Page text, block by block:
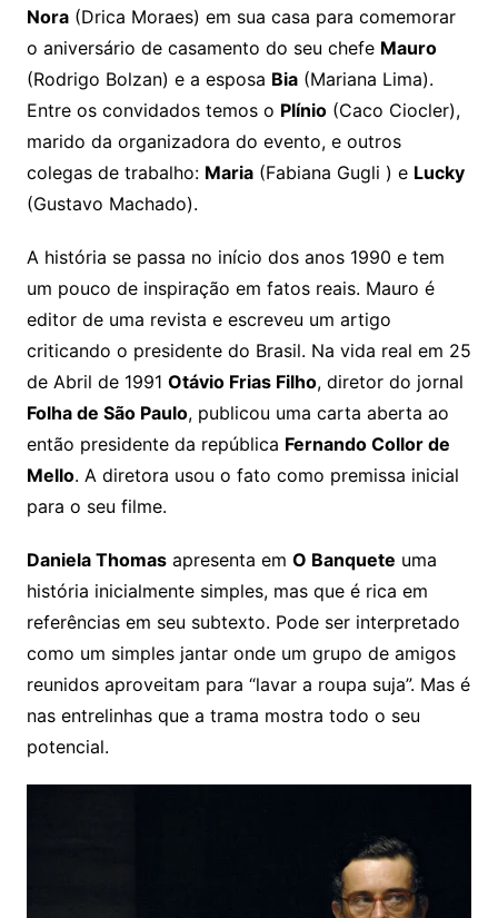
Nora(Drica Moraes) em sua casa para comemorar
o aniversário de casamento do seu chefe Mauro
(Rodrigo Bolzan) e a esposa Bia(Mariana Lima).
Entre os convidados temos o Plínio(Caco Ciocler),
marido da organizadora do evento, e outros
colegas de trabalho: Maria(Fabiana Gugli ) e Lucky
(Gustavo Machado).
A história se passa no início dos anos 1990 e tem
um pouco de inspiração em fatos reais. Mauro é
editor de uma revista e escreveu um artigo
criticando o presidente do Brasil. Na vida real em 25
de Abril de 1991 Otávio Frias Filho, diretor do jornal
Folha de São Paulo, publicou uma carta aberta ao
então presidente da república Fernando Collor de
Mello. A diretora usou o fato como premissa inicial
para o seu filme.
Daniela Thomasapresenta em O Banquete uma
história inicialmente simples, mas que é rica em
referências em seu subtexto. Pode ser interpretado
como um simples jantar onde um grupo de amigos
reunidos aproveitam para “lavar a roupa suja”. Mas é
nas entrelinhas que a trama mostra todo o seu
potencial.